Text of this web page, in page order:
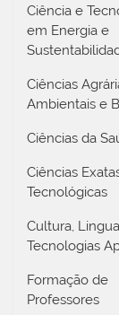
Ciência e
em Energia e
Ciências
Ambientais e
Ciências da
Ciências
Tecnológicas
Cultura,
Tecnologias
Formação de
Professores